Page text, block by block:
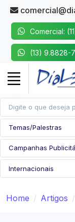
Comercial:
(13) 9.8828-
Home Artigos